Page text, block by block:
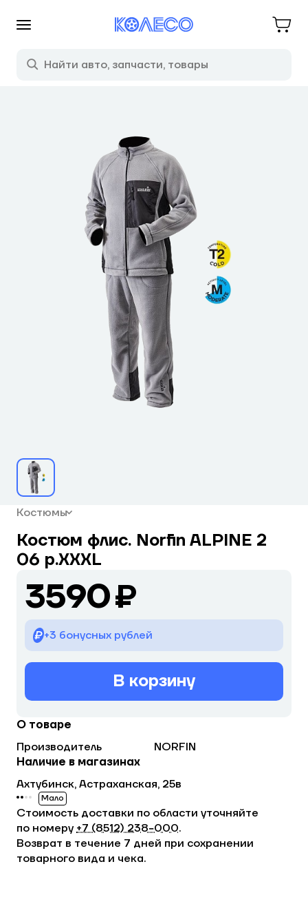
Костюмы
Костюм флис. Norfin ALPINE 2
06 р.XXXL
3590 ₽
+3 бонусных рублей
В корзину
О товаре
Производитель
NORFIN
Стоимость доставки по области уточняйте
по номеру +7 (8512) 238−000.
Возврат в течение 7 дней при сохранении
товарного вида и чека.
Наличие в магазинах
Ахтубинск, Астраханская, 25в
Мало